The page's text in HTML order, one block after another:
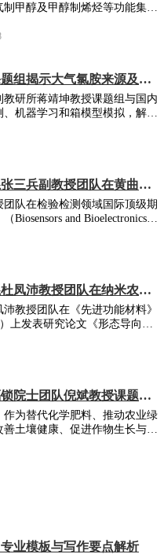
甲醇及甲醇制烯烃等功能集
组揭示大气氯胺来源及其
研所蒋靖坤教授课题组与国内
机器学习和箱模型模拟，解析
三兵副教授团队在黄曲霉
重要进展
队在检验检测领域国际顶级期
Biosensors and Bioelectronics）
敏检测及其双选择性机
凤沛教授团队在纳米农药
进展
教授团队在《先进功能材料》
）上发表研究论文《形态导向型
Lateral Diffusion for
院士团队倪斌教授课题组
主免疫机制
为替代化学肥料、推动农业绿
土壤健康、促进作物生长与产
严重制约了该技术的规模化应
& Mi
业模板与写作要点解析